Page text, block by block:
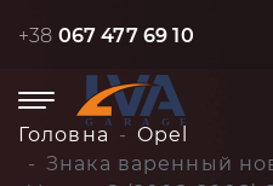
+38 067 477 69 10
Головна
Opel
Знака варенный